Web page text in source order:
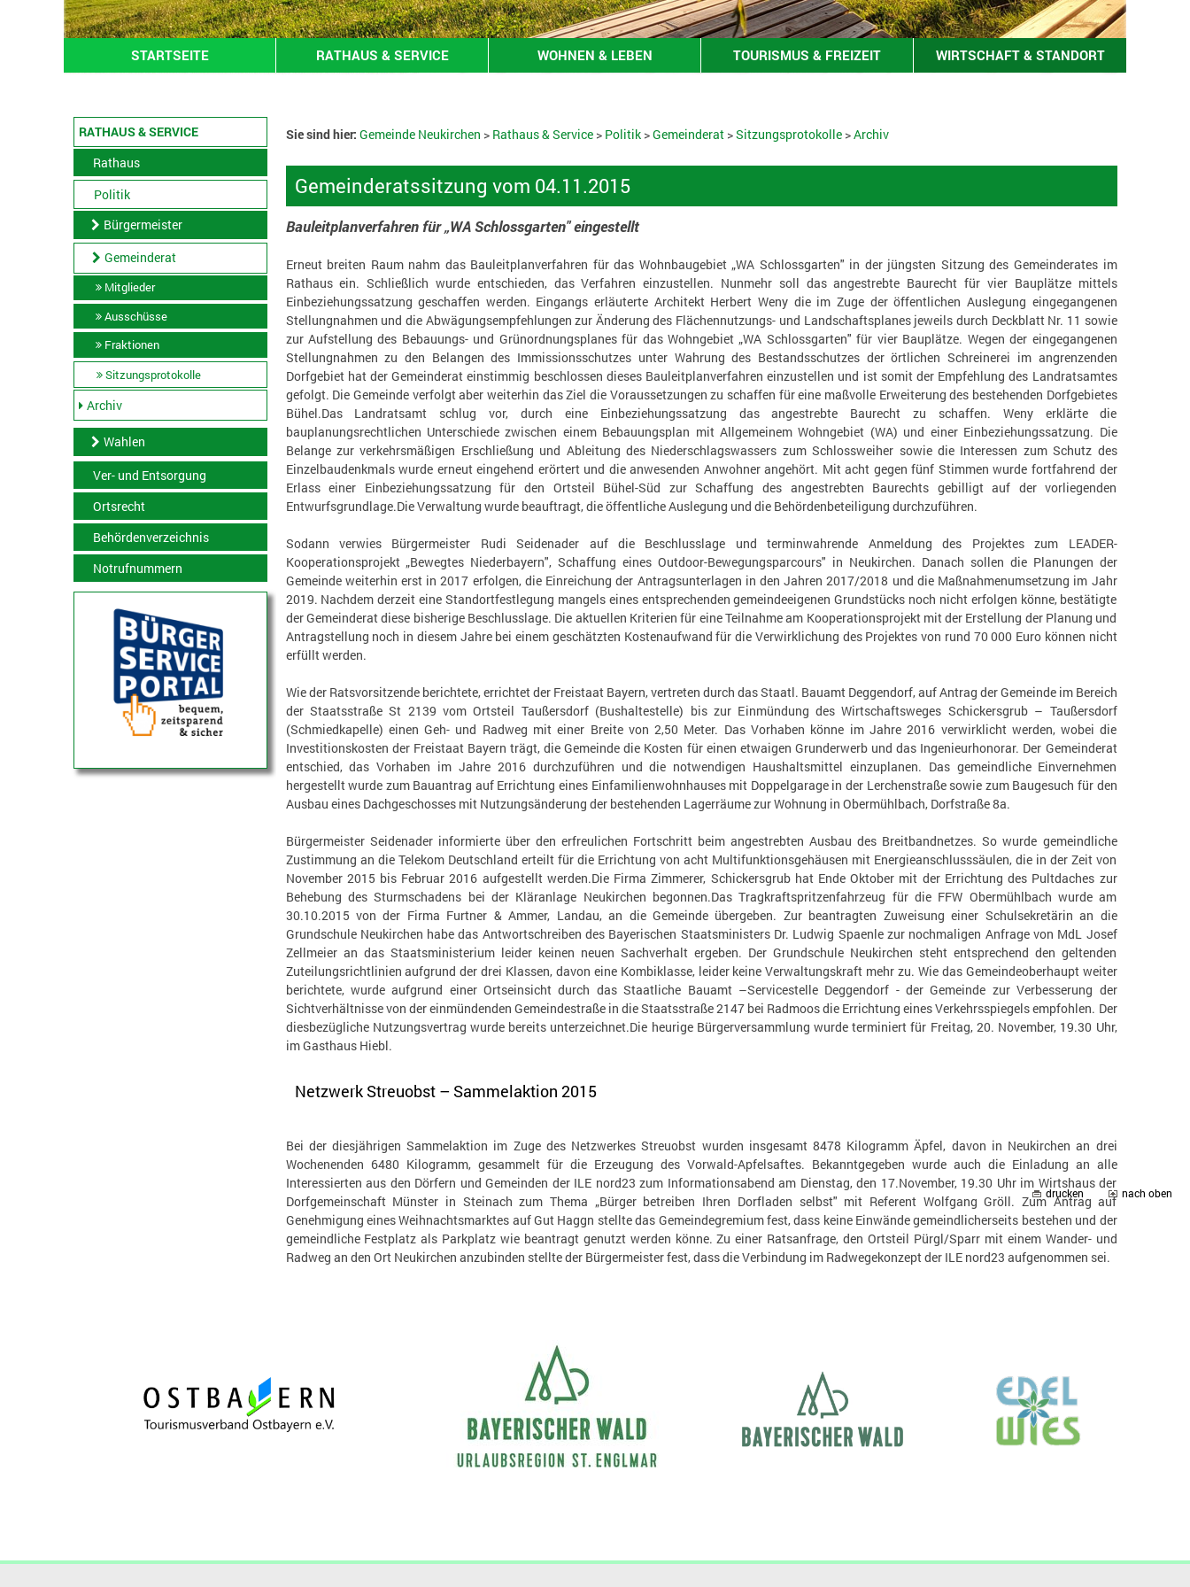
STARTSEITE RATHAUS & SERVICE WOHNEN & LEBEN TOURISMUS & FREIZEIT WIRTSCHAFT & STANDORT
RATHAUS & SERVICE
Rathaus
Politik
Bürgermeister
Gemeinderat
Mitglieder
Ausschüsse
Fraktionen
Sitzungsprotokolle
Archiv
Wahlen
Ver- und Entsorgung
Ortsrecht
Behördenverzeichnis
Notrufnummern
Sie sind hier: Gemeinde Neukirchen > Rathaus & Service> Politik>Gemeinderat>Sitzungsprotokolle>Archiv
Gemeinderatssitzung vom 04.11.2015
Bauleitplanverfahren für „WA Schlossgarten" eingestellt
Erneut breiten Raum nahm das Bauleitplanverfahren für das Wohnbaugebiet „WA Schlossgarten" in der jüngsten Sitzung des Gemeinderates im
Rathaus ein. Schließlich wurde entschieden, das Verfahren einzustellen. Nunmehr soll das angestrebte Baurecht für vier Bauplätze mittels
Einbeziehungssatzung geschaffen werden. Eingangs erläuterte Architekt Herbert Weny die im Zuge der öffentlichen Auslegung eingegangenen
Stellungnahmen und die Abwägungsempfehlungen zur Änderung des Flächennutzungs- und Landschaftsplanes jeweils durch Deckblatt Nr. 11 sowie
zur Aufstellung des Bebauungs- und Grünordnungsplanes für das Wohngebiet „WA Schlossgarten" für vier Bauplätze. Wegen der eingegangenen
Stellungnahmen zu den Belangen des Immissionsschutzes unter Wahrung des Bestandsschutzes der örtlichen Schreinerei im angrenzenden
Dorfgebiet hat der Gemeinderat einstimmig beschlossen dieses Bauleitplanverfahren einzustellen und ist somit der Empfehlung des Landratsamtes
gefolgt. Die Gemeinde verfolgt aber weiterhin das Ziel die Voraussetzungen zu schaffen für eine maßvolle Erweiterung des bestehenden Dorfgebietes
Bühel.Das Landratsamt schlug vor, durch eine Einbeziehungssatzung das angestrebte Baurecht zu schaffen. Weny erklärte die
bauplanungsrechtlichen Unterschiede zwischen einem Bebauungsplan mit Allgemeinem Wohngebiet (WA) und einer Einbeziehungssatzung. Die
Belange zur verkehrsmäßigen Erschließung und Ableitung des Niederschlagswassers zum Schlossweiher sowie die Interessen zum Schutz des
Einzelbaudenkmals wurde erneut eingehend erörtert und die anwesenden Anwohner angehört. Mit acht gegen fünf Stimmen wurde fortfahrend der
Erlass einer Einbeziehungssatzung für den Ortsteil Bühel-Süd zur Schaffung des angestrebten Baurechts gebilligt auf der vorliegenden
Entwurfsgrundlage.Die Verwaltung wurde beauftragt, die öffentliche Auslegung und die Behördenbeteiligung durchzuführen.
Sodann verwies Bürgermeister Rudi Seidenader auf die Beschlusslage und terminwahrende Anmeldung des Projektes zum LEADER-
Kooperationsprojekt „Bewegtes Niederbayern", Schaffung eines Outdoor-Bewegungsparcours" in Neukirchen. Danach sollen die Planungen der
Gemeinde weiterhin erst in 2017 erfolgen, die Einreichung der Antragsunterlagen in den Jahren 2017/2018 und die Maßnahmenumsetzung im Jahr
2019. Nachdem derzeit eine Standortfestlegung mangels eines entsprechenden gemeindeeigenen Grundstücks noch nicht erfolgen könne, bestätigte
der Gemeinderat diese bisherige Beschlusslage. Die aktuellen Kriterien für eine Teilnahme am Kooperationsprojekt mit der Erstellung der Planung und
Antragstellung noch in diesem Jahre bei einem geschätzten Kostenaufwand für die Verwirklichung des Projektes von rund 70 000 Euro können nicht
erfüllt werden.
Wie der Ratsvorsitzende berichtete, errichtet der Freistaat Bayern, vertreten durch das Staatl. Bauamt Deggendorf, auf Antrag der Gemeinde im Bereich
der Staatsstraße St 2139 vom Ortsteil Taußersdorf (Bushaltestelle) bis zur Einmündung des Wirtschaftsweges Schickersgrub – Taußersdorf
(Schmiedkapelle) einen Geh- und Radweg mit einer Breite von 2,50 Meter. Das Vorhaben könne im Jahre 2016 verwirklicht werden, wobei die
Investitionskosten der Freistaat Bayern trägt, die Gemeinde die Kosten für einen etwaigen Grunderwerb und das Ingenieurhonorar. Der Gemeinderat
entschied, das Vorhaben im Jahre 2016 durchzuführen und die notwendigen Haushaltsmittel einzuplanen. Das gemeindliche Einvernehmen
hergestellt wurde zum Bauantrag auf Errichtung eines Einfamilienwohnhauses mit Doppelgarage in der Lerchenstraße sowie zum Baugesuch für den
Ausbau eines Dachgeschosses mit Nutzungsänderung der bestehenden Lagerräume zur Wohnung in Obermühlbach, Dorfstraße 8a.
Bürgermeister Seidenader informierte über den erfreulichen Fortschritt beim angestrebten Ausbau des Breitbandnetzes. So wurde gemeindliche
Zustimmung an die Telekom Deutschland erteilt für die Errichtung von acht Multifunktionsgehäusen mit Energieanschlusssäulen, die in der Zeit von
November 2015 bis Februar 2016 aufgestellt werden.Die Firma Zimmerer, Schickersgrub hat Ende Oktober mit der Errichtung des Pultdaches zur
Behebung des Sturmschadens bei der Kläranlage Neukirchen begonnen.Das Tragkraftspritzenfahrzeug für die FFW Obermühlbach wurde am
30.10.2015 von der Firma Furtner & Ammer, Landau, an die Gemeinde übergeben. Zur beantragten Zuweisung einer Schulsekretärin an die
Grundschule Neukirchen habe das Antwortschreiben des Bayerischen Staatsministers Dr. Ludwig Spaenle zur nochmaligen Anfrage von MdL Josef
Zellmeier an das Staatsministerium leider keinen neuen Sachverhalt ergeben. Der Grundschule Neukirchen steht entsprechend den geltenden
Zuteilungsrichtlinien aufgrund der drei Klassen, davon eine Kombiklasse, leider keine Verwaltungskraft mehr zu. Wie das Gemeindeoberhaupt weiter
berichtete, wurde aufgrund einer Ortseinsicht durch das Staatliche Bauamt –Servicestelle Deggendorf - der Gemeinde zur Verbesserung der
Sichtverhältnisse von der einmündenden Gemeindestraße in die Staatsstraße 2147 bei Radmoos die Errichtung eines Verkehrsspiegels empfohlen. Der
diesbezügliche Nutzungsvertrag wurde bereits unterzeichnet.Die heurige Bürgerversammlung wurde terminiert für Freitag, 20. November, 19.30 Uhr,
im Gasthaus Hiebl.
Netzwerk Streuobst – Sammelaktion 2015
Bei der diesjährigen Sammelaktion im Zuge des Netzwerkes Streuobst wurden insgesamt 8478 Kilogramm Äpfel, davon in Neukirchen an drei
Wochenenden 6480 Kilogramm, gesammelt für die Erzeugung des Vorwald-Apfelsaftes. Bekanntgegeben wurde auch die Einladung an alle
Interessierten aus den Dörfern und Gemeinden der ILE nord23 zum Informationsabend am Dienstag, den 17.November, 19.30 Uhr im Wirtshaus der
Dorfgemeinschaft Münster in Steinach zum Thema „Bürger betreiben Ihren Dorfladen selbst" mit Referent Wolfgang Gröll. Zum Antrag auf
Genehmigung eines Weihnachtsmarktes auf Gut Haggn stellte das Gemeindegremium fest, dass keine Einwände gemeindlicherseits bestehen und der
gemeindliche Festplatz als Parkplatz wie beantragt genutzt werden könne. Zu einer Ratsanfrage, den Ortsteil Pürgl/Sparr mit einem Wander- und
Radweg an den Ort Neukirchen anzubinden stellte der Bürgermeister fest, dass die Verbindung im Radwegekonzept der ILE nord23 aufgenommen sei.
drucken nach oben